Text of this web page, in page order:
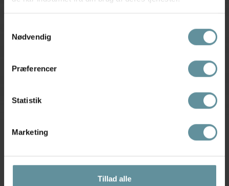
Nødvendig
Præferencer
Statistik
Marketing
Tillad alle
Har du brug for hjælp eller vejledning?
Ring tlf.
Øvrigt:snoir@snoir.dk